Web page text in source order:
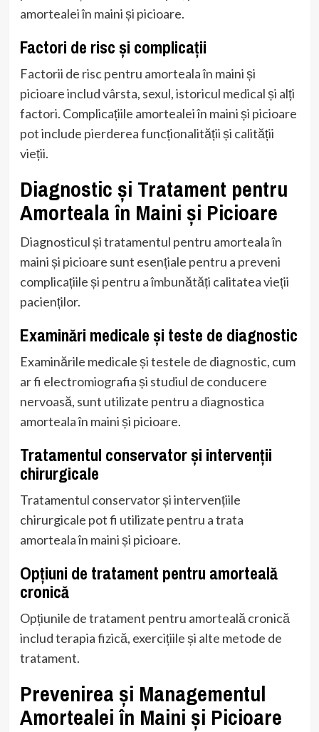
amortealei în maini și picioare.
Factori de risc și complicații
Factorii de risc pentru amorteala în maini și
picioare includ vârsta, sexul, istoricul medical și alți
factori. Complicațiile amortealei în maini și picioare
pot include pierderea funcționalității și calității
vieții.
Diagnostic și Tratament pentru
Amorteala în Maini și Picioare
Diagnosticul și tratamentul pentru amorteala în
maini și picioare sunt esențiale pentru a preveni
complicațiile și pentru a îmbunătăți calitatea vieții
pacienților.
Examinări medicale și teste de diagnostic
Examinările medicale și testele de diagnostic, cum
ar fi electromiografia și studiul de conducere
nervoasă, sunt utilizate pentru a diagnostica
amorteala în maini și picioare.
Tratamentul conservator și intervenții
chirurgicale
Tratamentul conservator și intervențiile
chirurgicale pot fi utilizate pentru a trata
amorteala în maini și picioare.
Opțiuni de tratament pentru amorteală
cronică
Opțiunile de tratament pentru amorteală cronică
includ terapia fizică, exercițiile și alte metode de
tratament.
Prevenirea și Managementul
Amortealei în Maini și Picioare